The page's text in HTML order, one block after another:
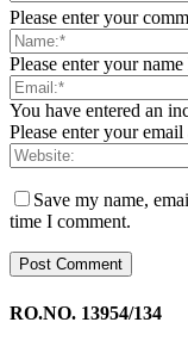
Please enter your
Please enter your name
You have entered an
Please enter your email
Save my name,
time I comment.
RO.NO. 13954/134